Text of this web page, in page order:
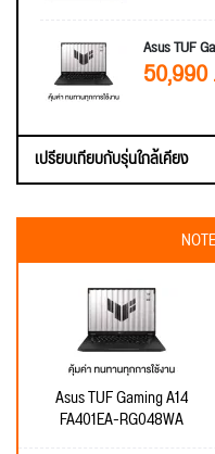
Asus TUF
เปรียบเทียบกับรุ่นใกล้เคียง
Asus TUF Gaming A14
FA401EA-RG048WA